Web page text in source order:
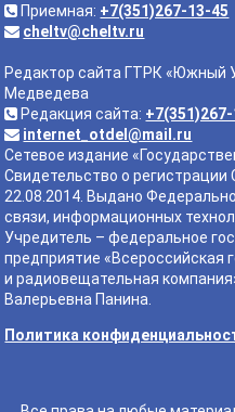
Приемная: +7(351)267-13-45
cheltv@cheltv.ru
Редактор сайта ГТРК «Южный
Медведева
Редакция сайта:
internet_otdel@mail.ru
Сетевое издание
Свидетельство о
22.08.2014. Выдано
связи, информационных
Учредитель – федеральное
предприятие «Всероссийская
и радиовещательная
Валерьевна Панина.
Политика